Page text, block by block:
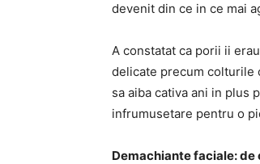
devenit din ce in ce mai
A constatat ca porii ii
delicate precum colturile
sa aiba cativa ani in plus
infrumusetare pentru o
Demachiante faciale: